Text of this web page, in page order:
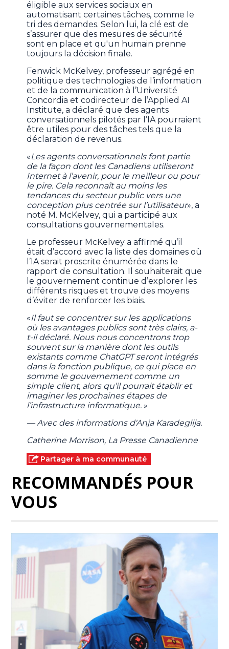
éligible aux services sociaux en
automatisant certaines tâches, comme le
tri des demandes. Selon lui, la clé est de
s’assurer que des mesures de sécurité
sont en place et qu'un humain prenne
toujours la décision finale.
Fenwick McKelvey, professeur agrégé en
politique des technologies de l’information
et de la communication à l’Université
Concordia et codirecteur de l’Applied AI
Institute, a déclaré que des agents
conversationnels pilotés par l’IA pourraient
être utiles pour des tâches tels que la
déclaration de revenus.
«Les agents conversationnels font partie
de la façon dont les Canadiens utiliseront
Internet à l’avenir, pour le meilleur ou pour
le pire. Cela reconnaît au moins les
tendances du secteur public vers une
conception plus centrée sur l’utilisateur», a
noté M. McKelvey, qui a participé aux
consultations gouvernementales.
Le professeur McKelvey a affirmé qu’il
était d’accord avec la liste des domaines où
l’IA serait proscrite énumérée dans le
rapport de consultation. Il souhaiterait que
le gouvernement continue d’explorer les
différents risques et trouve des moyens
d’éviter de renforcer les biais.
«Il faut se concentrer sur les applications
où les avantages publics sont très clairs, a-
t-il déclaré. Nous nous concentrons trop
souvent sur la manière dont les outils
existants comme ChatGPT seront intégrés
dans la fonction publique, ce qui place en
somme le gouvernement comme un
simple client, alors qu’il pourrait établir et
imaginer les prochaines étapes de
l’infrastructure informatique. »
— Avec des informations d'Anja Karadeglija.
Catherine Morrison, La Presse Canadienne
Partager à ma communauté
RECOMMANDÉS POUR
VOUS